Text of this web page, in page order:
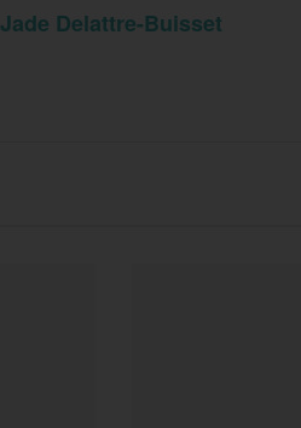
Jade Delattre-Buisset